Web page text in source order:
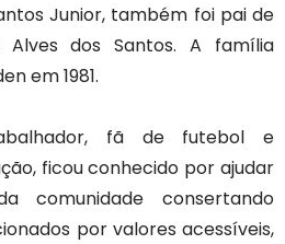
Junior, também foi pai de
dos Santos. A família
em 1981.
fã de futebol e
ficou conhecido por ajudar
comunidade consertando
por valores acessíveis,